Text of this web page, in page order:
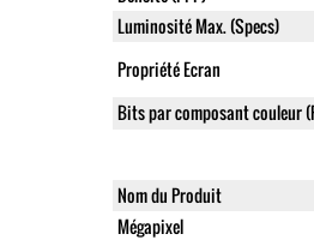
Luminosité Max. (Specs)
Propriété Ecran
Bits par composant couleur
Nom du Produit
Mégapixel